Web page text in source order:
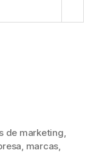
de marketing,
, marcas,